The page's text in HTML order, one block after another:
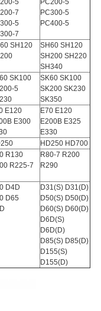
5
7
5
7
PC200-5
PC300-5
PC400-5
SH120
SH60 SH120
SH200 SH220
SH340
SK100
5
SK60 SK100
SK200 SK230
SK350
E120
E300
E70 E120
E200B E325
E330
HD250 HD700
R130
R225-7
R80-7 R200
R290
D4D
D65
D31(S) D31(D)
D50(S) D50(D)
D60(S) D60(D)
D6D(S)
D6D(D)
D85(S) D85(D)
D155(S)
D155(D)